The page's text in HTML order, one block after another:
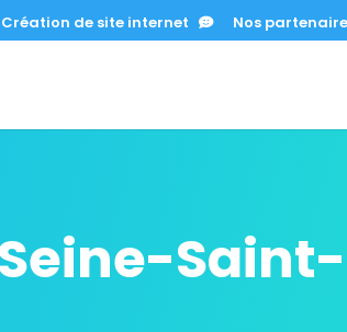
Création de site internet Nos